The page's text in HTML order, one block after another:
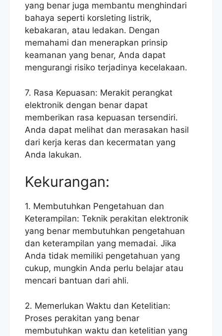
yang benar juga membantu menghindari
bahaya seperti korsleting listrik,
kebakaran, atau ledakan. Dengan
memahami dan menerapkan prinsip
keamanan yang benar, Anda dapat
mengurangi risiko terjadinya kecelakaan.
7. Rasa Kepuasan: Merakit perangkat
elektronik dengan benar dapat
memberikan rasa kepuasan tersendiri.
Anda dapat melihat dan merasakan hasil
dari kerja keras dan kecermatan yang
Anda lakukan.
Kekurangan:
1. Membutuhkan Pengetahuan dan
Keterampilan: Teknik perakitan elektronik
yang benar membutuhkan pengetahuan
dan keterampilan yang memadai. Jika
Anda tidak memiliki pengetahuan yang
cukup, mungkin Anda perlu belajar atau
mencari bantuan dari ahli.
2. Memerlukan Waktu dan Ketelitian:
Proses perakitan yang benar
membutuhkan waktu dan ketelitian yang